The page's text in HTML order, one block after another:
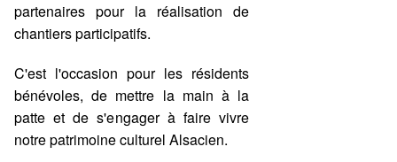
partenaires pour la réalisation de
chantiers participatifs.
C'est l'occasion pour les résidents
bénévoles, de mettre la main à la
patte et de s'engager à faire vivre
notre patrimoine culturel Alsacien.